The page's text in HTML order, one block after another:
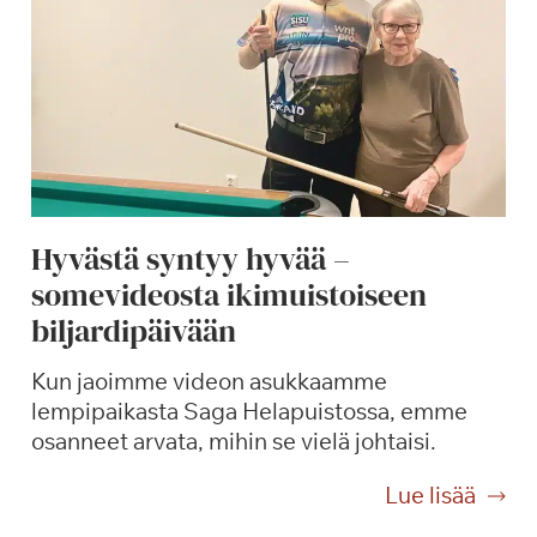
t
a
n
y
t
e
s
l
v
e
l
u
ä
t
u
n
e
l
a
l
v
e
u
Hyvästä syntyy hyvää –
somevideosta ikimuistoiseen
biljardipäivään
Kun jaoimme videon asukkaamme
lempipaikasta Saga Helapuistossa, emme
osanneet arvata, mihin se vielä johtaisi.
Lue lisää
H